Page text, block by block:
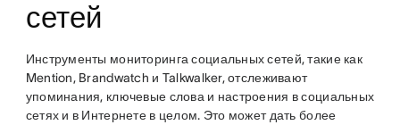
сетей
Инструменты мониторинга социальных сетей, такие как
Mention, Brandwatch и Talkwalker, отслеживают
упоминания, ключевые слова и настроения в социальных
сетях и в Интернете в целом. Это может дать более